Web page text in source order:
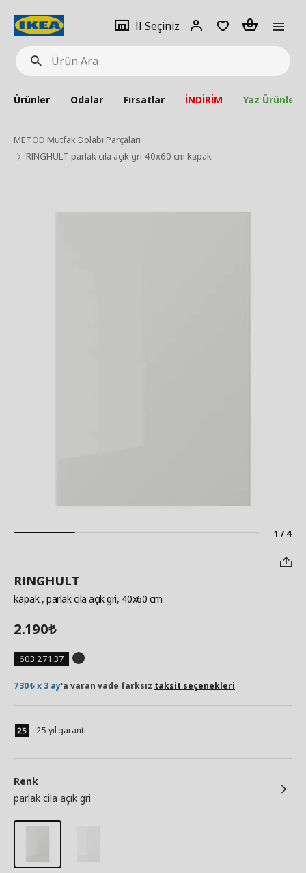
Ürün
Ara
İl Seçiniz
Giriş
Adet
Ürünler Odalar Fırsatlar İNDİRİM Yaz Ürünleri
METOD Mutfak Dolabı Parçaları
RINGHULT parlak cila açık gri 40x60 cm kapak
1 / 4
RINGHULT
kapak , parlak cila açık gri, 40x60 cm
2.190₺
603.271.37
730₺ x 3 ay'a varan vade farksız taksit seçenekleri
25 yıl garanti
Renk
parlak cila açık gri